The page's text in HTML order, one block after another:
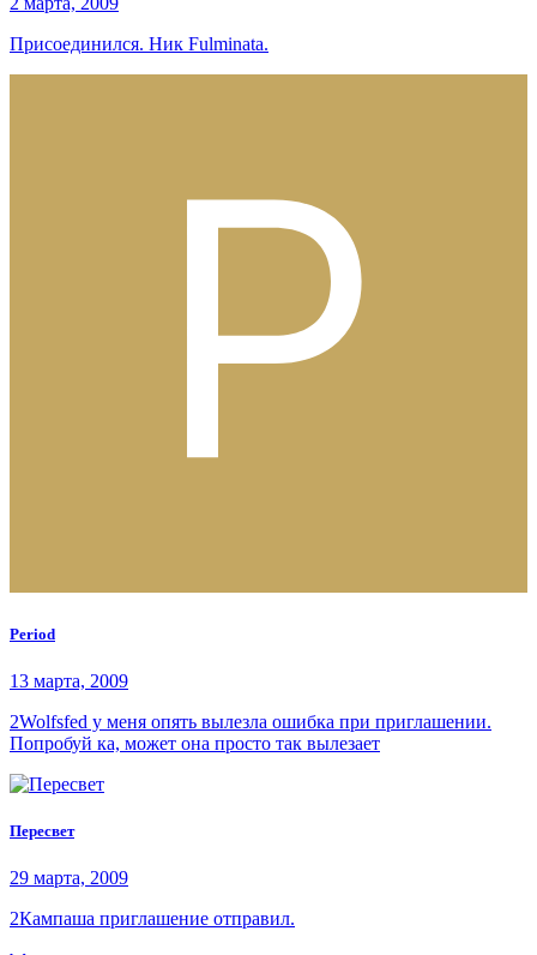
Присоединился. Ник Fulminata.
Period
13 марта, 2009
2Wolfsfed у меня опять вылезла ошибка при приглашении.
Попробуй ка, может она просто так вылезает
Пересвeт
29 марта, 2009
2Кампаша приглашение отправил.